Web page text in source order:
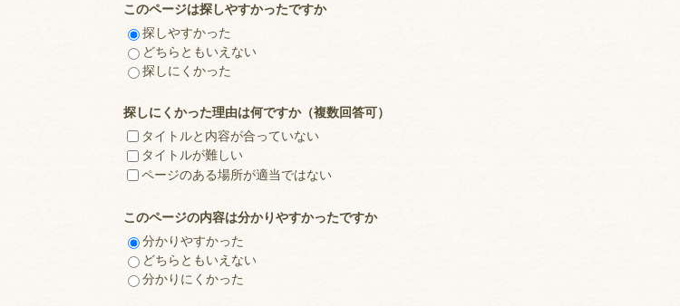
このページは探しやすかったですか
探しやすかった
どちらともいえない
探しにくかった
探しにくかった理由は何ですか（複数回答可）
タイトルと内容が合っていない
タイトルが難しい
ページのある場所が適当ではない
このページの内容は分かりやすかったですか
分かりやすかった
どちらともいえない
分かりにくかった